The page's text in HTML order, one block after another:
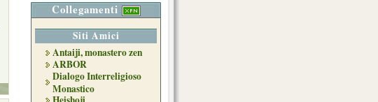
Collegamenti
Siti Amici
Antaiji, monastero zen
ARBOR
Dialogo Interreligioso
Monastico